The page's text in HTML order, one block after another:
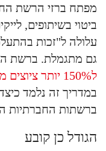
מפתח ברזי הרשת
ביטוי בשיתופים,
עלולה ל"זכות
גם מתגמלת. ברשת
ל150% יותר ציוצים מציוץ חסר תמונה.
במדריך זה נלמד
ברשתות החברתיות
הגודל כן קובע